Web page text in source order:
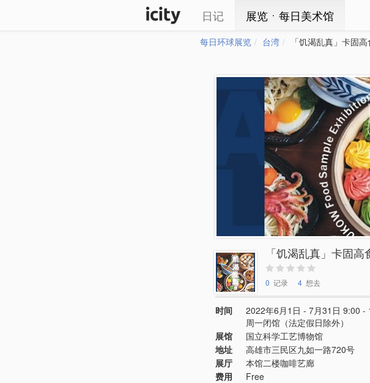
日记 展览ㆍ每日美术馆
每日环球展览 台湾 「饥渴乱真」卡固
「饥渴乱真」卡固
0 记录 4 想去
时间
2022年6月1日 - 7月31日 9:00 -
周一闭馆（法定假日除外）
展馆
国立科学工艺博物馆
地址
高雄市三民区九如一路720号
展厅
本馆二楼咖啡艺廊
费用
Free